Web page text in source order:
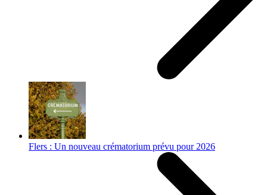
Flers : Un nouveau crématorium prévu pour 2026